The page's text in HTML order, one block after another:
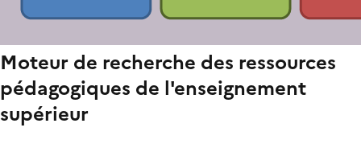
Moteur de recherche des ressources
pédagogiques de l'enseignement
supérieur